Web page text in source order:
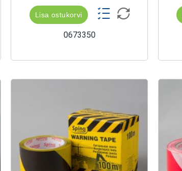
Lisa ostukorvi
0673350